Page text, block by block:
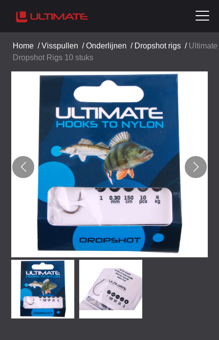
Home /Visspullen /Onderlijnen / Dropshot rigs / Ultimate
Dropshot Rigs 10 stuks